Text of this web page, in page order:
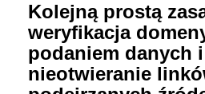
Kolejną prostą
weryfikacja
podaniem danych i
nieotwieranie